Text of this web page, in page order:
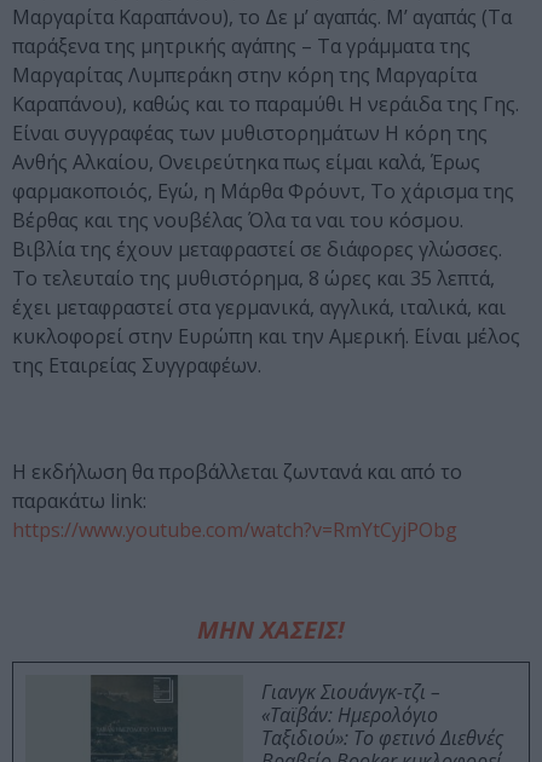
Μαργαρίτα Καραπάνου), το Δε μ’ αγαπάς. Μ’ αγαπάς (Τα
παράξενα της μητρικής αγάπης – Τα γράμματα της
Μαργαρίτας Λυμπεράκη στην κόρη της Μαργαρίτα
Καραπάνου), καθώς και το παραμύθι Η νεράιδα της Γης.
Είναι συγγραφέας των μυθιστορημάτων Η κόρη της
Ανθής Αλκαίου, Ονειρεύτηκα πως είμαι καλά, Έρως
φαρμακοποιός, Εγώ, η Μάρθα Φρόυντ, Το χάρισμα της
Βέρθας και της νουβέλας Όλα τα ναι του κόσμου.
Βιβλία της έχουν μεταφραστεί σε διάφορες γλώσσες.
Το τελευταίο της μυθιστόρημα, 8 ώρες και 35 λεπτά,
έχει μεταφραστεί στα γερμανικά, αγγλικά, ιταλικά, και
κυκλοφορεί στην Ευρώπη και την Αμερική. Είναι μέλος
της Εταιρείας Συγγραφέων.
Η εκδήλωση θα προβάλλεται ζωντανά και από το
παρακάτω link:
https://www.youtube.com/watch?v=RmYtCyjPObg
ΜΗΝ ΧΑΣΕΙΣ!
Γιανγκ Σιουάνγκ-τζι –
«Ταϊβάν: Ημερολόγιο
Ταξιδιού»: Το φετινό Διεθνές